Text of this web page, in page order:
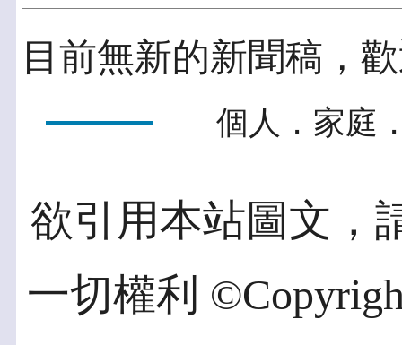
目前無新的新聞稿，
個人．家庭
欲引用本站圖文，
一切權利